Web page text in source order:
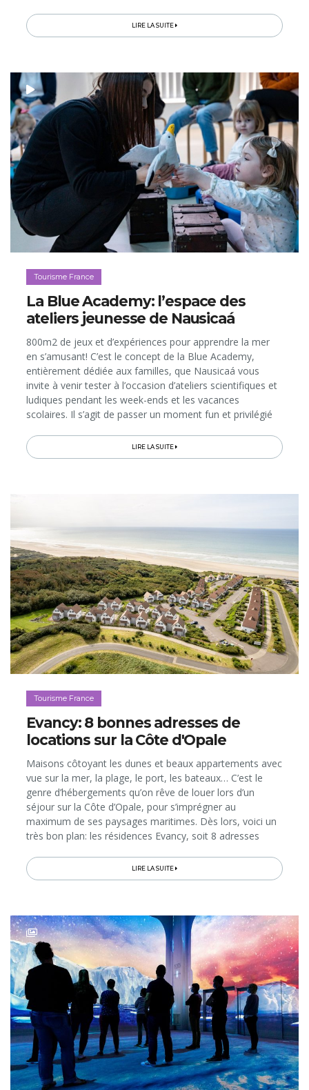
exposition immersive...
LIRE LA SUITE
Tourisme France
La Blue Academy: l’espace des
ateliers jeunesse de Nausicaá
800m2 de jeux et d’expériences pour apprendre la mer
en s’amusant! C’est le concept de la Blue Academy,
entièrement dédiée aux familles, que Nausicaá vous
invite à venir tester à l’occasion d’ateliers scientifiques et
ludiques pendant les week-ends et les vacances
scolaires. Il s’agit de passer un moment fun et privilégié
LIRE LA SUITE
Tourisme France
Evancy: 8 bonnes adresses de
locations sur la Côte d'Opale
Maisons côtoyant les dunes et beaux appartements avec
vue sur la mer, la plage, le port, les bateaux… C’est le
genre d’hébergements qu’on rêve de louer lors d’un
séjour sur la Côte d’Opale, pour s’imprégner au
maximum de ses paysages maritimes. Dès lors, voici un
très bon plan: les résidences Evancy, soit 8 adresses
une situation...
LIRE LA SUITE